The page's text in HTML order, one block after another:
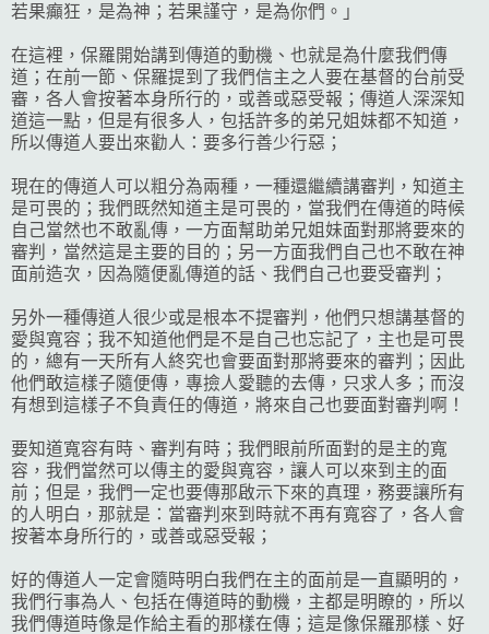
若果癲狂，是為神；若果謹守，是為你們。」
在這裡，保羅開始講到傳道的動機、也就是為什麼我們傳
道；在前一節、保羅提到了我們信主之人要在基督的台前受
審，各人會按著本身所行的，或善或惡受報；傳道人深深知
道這一點，但是有很多人，包括許多的弟兄姐妹都不知道，
所以傳道人要出來勸人：要多行善少行惡；
現在的傳道人可以粗分為兩種，一種還繼續講審判，知道主
是可畏的；我們既然知道主是可畏的，當我們在傳道的時候
自己當然也不敢亂傳，一方面幫助弟兄姐妹面對那將要來的
審判，當然這是主要的目的；另一方面我們自己也不敢在神
面前造次，因為隨便亂傳道的話、我們自己也要受審判；
另外一種傳道人很少或是根本不提審判，他們只想講基督的
愛與寬容；我不知道他們是不是自己也忘記了，主也是可畏
的，總有一天所有人終究也會要面對那將要來的審判；因此
他們敢這樣子隨便傳，專撿人愛聽的去傳，只求人多；而沒
有想到這樣子不負責任的傳道，將來自己也要面對審判啊！
要知道寬容有時、審判有時；我們眼前所面對的是主的寬
容，我們當然可以傳主的愛與寬容，讓人可以來到主的面
前；但是，我們一定也要傳那啟示下來的真理，務要讓所有
的人明白，那就是：當審判來到時就不再有寬容了，各人會
按著本身所行的，或善或惡受報；
好的傳道人一定會隨時明白我們在主的面前是一直顯明的，
我們行事為人、包括在傳道時的動機，主都是明瞭的，所以
我們傳道時像是作給主看的那樣在傳；這是像保羅那樣、好